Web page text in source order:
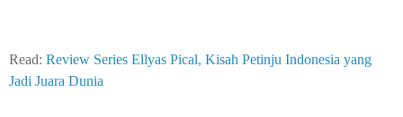
Read: Review Series Ellyas Pical, Kisah Petinju Indonesia yang
Jadi Juara Dunia